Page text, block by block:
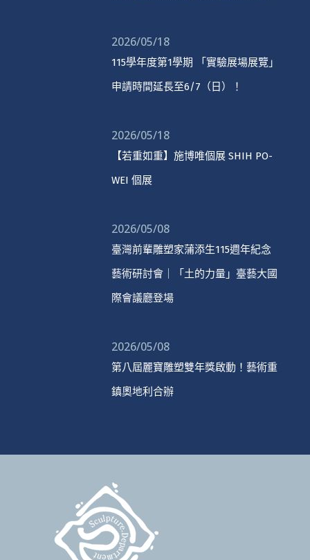
2026/05/18
115學年度第1學期 「實驗展場展覽」
申請時間延長至6/7（日）！
2026/05/18
【若重如重】施博唯個展 SHIH PO-
WEI 個展
2026/05/08
臺灣前輩雕塑家蒲添生115週年紀念
藝術研討會｜「土的力量」臺藝大國
際會議廳登場
2026/05/08
第八屆麗寶雕塑雙年獎啟動！藝術重
鎮奧地利合辦